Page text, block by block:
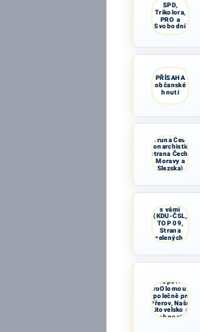
SPD,
Trikolora,
PRO a
Svobodní
PŘÍSAHA
občanské
hnutí
Koruna Česká
(monarchistická
strana Čech,
Moravy a
Slezska)
s vámi
(KDU-ČSL,
TOP 09,
Strana
zelených,
Nestraníci)
podporou
ProOlomouc,
Společně pro
Přerov, Naše
Litovelsko a
osobností z